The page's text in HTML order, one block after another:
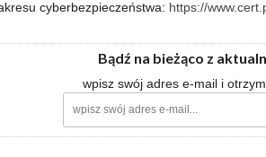
cyberbezpieczeństwa: https://
Bądź na bieżąco z
wpisz swój adres e-mail i